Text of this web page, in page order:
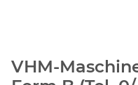
VHM-